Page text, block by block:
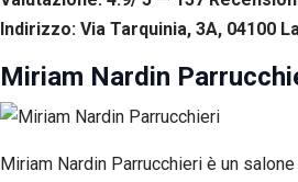
Indirizzo: Via Tarquinia, 3A, 04100
Miriam Nardin
Miriam Nardin Parrucchieri è un